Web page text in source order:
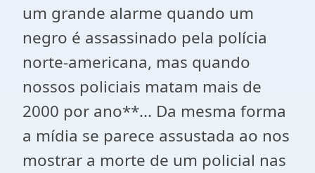
um grande alarme quando um
negro é assassinado pela polícia
norte-americana, mas quando
nossos policiais matam mais de
2000 por ano**... Da mesma forma
a mídia se parece assustada ao nos
mostrar a morte de um policial nas